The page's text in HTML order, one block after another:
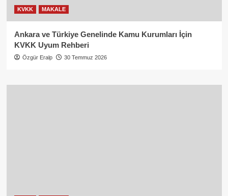
KVKK MAKALE
Ankara ve Türkiye Genelinde Kamu Kurumları İçin
KVKK Uyum Rehberi
Özgür Eralp 30 Temmuz 2026